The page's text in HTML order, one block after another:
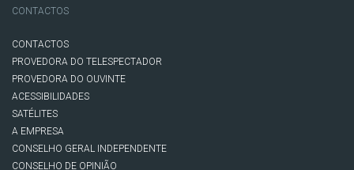
CONTACTOS
CONTACTOS
PROVEDORA DO TELESPECTADOR
PROVEDORA DO OUVINTE
ACESSIBILIDADES
SATÉLITES
A EMPRESA
CONSELHO GERAL INDEPENDENTE
CONSELHO DE OPINIÃO